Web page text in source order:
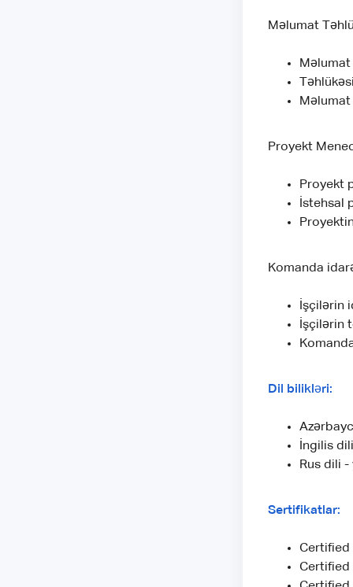
Məlumat
Məlumat
Məlumat
Proyekt
Proyekt
İstehsal
Komanda
İşçilərin
İşçilərin
Dil bilikləri:
İngilis
Rus dili -
Sertifikatlar:
Certified
Certified